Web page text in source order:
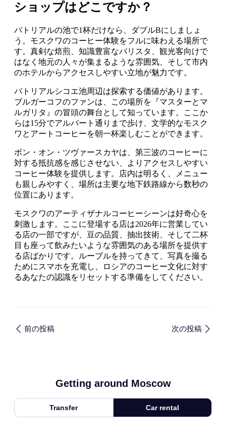
ショップはどこですか？
パトリアルの池で1杯だけなら、ダブルBにしましょ
う。モスクワのコーヒー体験をフルに味わえる場所で
す。真剣な焙煎、知識豊富なバリスタ、観光客向けで
はなく地元の人々が集まるような雰囲気、そして市内
のホテルからアクセスしやすい立地が魅力です。
パトリアルシコエ池周辺は探索する価値があります。
ブルガーコフのファンは、この場所を『マスターとマ
ルガリタ』の冒頭の舞台として知っています。ここか
らは15分でアルバート通りまで歩け、文学的なモスク
ワとアートコーヒーを朝一杯楽しむことができます。
ボン・オン・ツヴァースカヤは、第三波のコーヒーに
対する抵抗感を感じさせない、よりアクセスしやすい
コーヒー体験を提供します。店内は明るく、メニュー
も親しみやすく、場所は主要な地下鉄路線から数秒の
位置にあります。
モスクワのアーティザナルコーヒーシーンは好奇心を
刺激します。ここに登場する店は2026年に営業してい
る店の一部ですが、豆の品質、抽出技術、そして二杯
目も座って飲みたいような雰囲気のある場所を提供す
る店ばかりです。ルーブルを持ってきて、写真を撮る
ためにスマホを充電し、ロシアのコーヒー文化に対す
るあなたの認識をリセットする準備をしてください。
前の投稿 次の投稿
Getting around Moscow
Transfer Car rental